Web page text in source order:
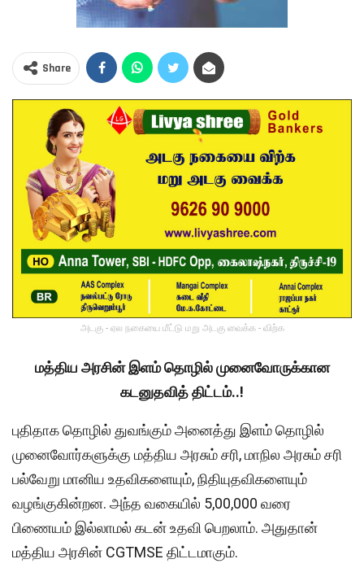
Share
அடகு - ஏல நகையை மீட்டு மறு அடகு வைக்க - விற்க
மத்திய அரசின் இளம் தொழில் முனைவோருக்கான
கடனுதவித் திட்டம்..!
புதிதாக தொழில் துவங்கும் அனைத்து இளம் தொழில்
முனைவோர்களுக்கு மத்திய அரசும் சரி, மாநில அரசும் சரி
பல்வேறு மானிய உதவிகளையும், நிதியுதவிகளையும்
வழங்குகின்றன. அந்த வகையில் 5,00,000 வரை
பிணையம் இல்லாமல் கடன் உதவி பெறலாம். அதுதான்
மத்திய அரசின் CGTMSE திட்டமாகும்.